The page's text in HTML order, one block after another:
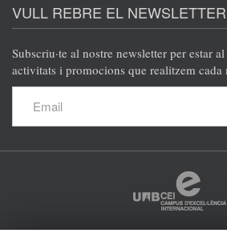
VULL REBRE EL NEWSLETTER
Subscriu·te al nostre newsletter per estar
activitats i promocions que realitzem cada